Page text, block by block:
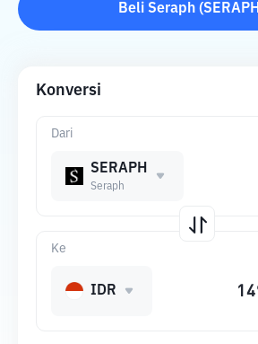
Beli Seraph (SERAPH
Konversi
Dari
SERAPH
Seraph
Ke
IDR